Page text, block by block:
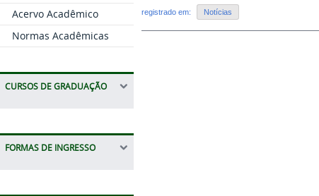
Acervo Acadêmico
Normas Acadêmicas
CURSOS DE GRADUAÇÃO
FORMAS DE INGRESSO
registrado em: Notícias